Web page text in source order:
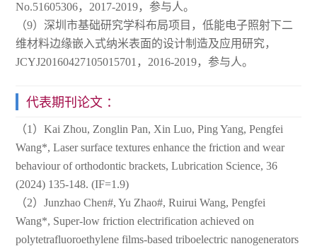
No.51605306，2017-2019，参与人。
（9）深圳市基础研究学科布局项目，低能电子照射下二
维材料边缘嵌入式纳米表面的设计制造及应用研究，
JCYJ20160427105015701，2016-2019，参与人。
代表期刊论文 ：
（1）Kai Zhou, Zonglin Pan, Xin Luo, Ping Yang, Pengfei
Wang*, Laser surface textures enhance the friction and wear
behaviour of orthodontic brackets, Lubrication Science, 36
(2024) 135-148. (IF=1.9)
（2）Junzhao Chen#, Yu Zhao#, Ruirui Wang, Pengfei
Wang*, Super-low friction electrification achieved on
polytetrafluoroethylene films-based triboelectric nanogenerators